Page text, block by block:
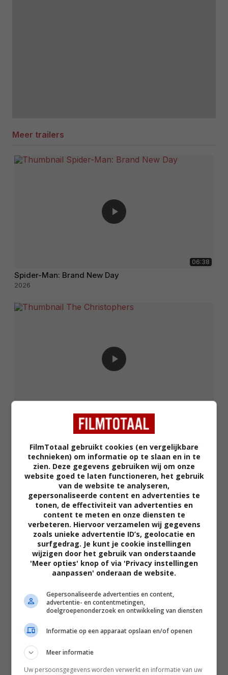
Meer trailers
06:38
Spider-Man: Brand New Day
2026
02:40
The Uprising
FilmTotaal gebruikt cookies (en vergelijkbare
technieken) om informatie op te slaan en in te
zien. Deze gegevens gebruiken wij om onze
website goed te laten functioneren, het gebruik
van de website te analyseren,
gepersonaliseerde content en advertenties te
tonen, de effectiviteit van advertenties en
content te meten en onze diensten te
verbeteren. Hiervoor verzamelen wij gegevens
zoals unieke advertentie ID’s, geolocatie en
surfgedrag. Je kunt je cookie instellingen
wijzigen door het gebruik van onderstaande
'Meer opties' knop of via 'Privacy instellingen
aanpassen' onderaan de website.
Gepersonaliseerde advertenties en content,
advertentie- en contentmetingen,
doelgroepenonderzoek en ontwikkeling van diensten
Informatie op een apparaat opslaan en/of openen
Meer informatie
Uw persoonsgegevens worden verwerkt en informatie van uw